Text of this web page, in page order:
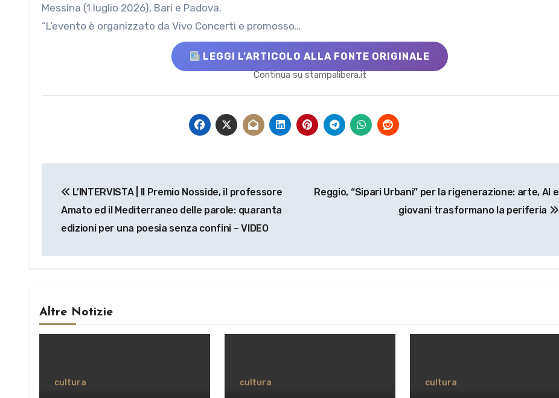
Messina (1 luglio 2026), Bari e Padova.
“L’evento è organizzato da Vivo Concerti e promosso…
LEGGI L’ARTICOLO ALLA FONTE ORIGINALE
Continua su stampalibera.it
articoli
L’INTERVISTA | Il Premio Nosside, il professore
Amato ed il Mediterraneo delle parole: quaranta
edizioni per una poesia senza confini – VIDEO
Reggio, “Sipari Urbani” per la rigenerazione: arte, AI e
giovani trasformano la periferia
Altre Notizie
cultura cultura cultura